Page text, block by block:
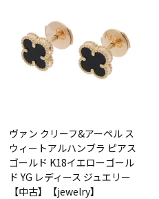
ヴァン クリーフ&アーペル ス
ウィートアルハンブラ ピアス
ゴールド K18イエローゴール
ド YG レディース ジュエリー
【中古】【jewelry】